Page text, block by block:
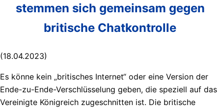
stemmen sich gemeinsam gegen
britische Chatkontrolle
(18.04.2023)
Es könne kein „britisches Internet“ oder eine Version der
Ende-zu-Ende-Verschlüsselung geben, die speziell auf das
Vereinigte Königreich zugeschnitten ist. Die britische